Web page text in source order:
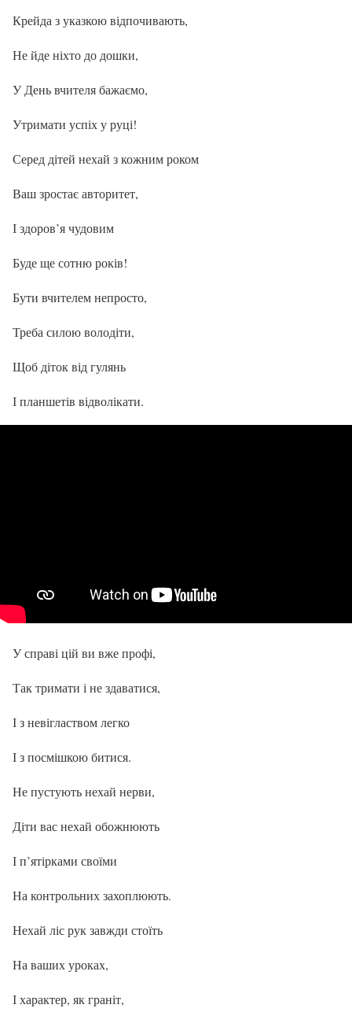
Крейда з указкою відпочивають,
Не йде ніхто до дошки,
У День вчителя бажаємо,
Утримати успіх у руці!
Серед дітей нехай з кожним роком
Ваш зростає авторитет,
І здоров’я чудовим
Буде ще сотню років!
Бути вчителем непросто,
Треба силою володіти,
Щоб діток від гулянь
І планшетів відволікати.
У справі цій ви вже профі,
Так тримати і не здаватися,
І з невіглаством легко
І з посмішкою битися.
Не пустують нехай нерви,
Діти вас нехай обожнюють
І п’ятірками своїми
На контрольних захоплюють.
Нехай ліс рук завжди стоїть
На ваших уроках,
І характер, як граніт,